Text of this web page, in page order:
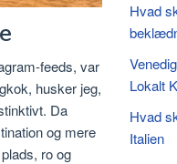
feeds, var
husker jeg,
Da
og mere
ro og
Hvad
Lokalt
Hvad
Italien